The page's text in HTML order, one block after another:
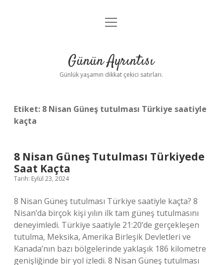
Anasayfa
Yasal Uyarı
menüyü
Günün Ayrıntısı
Günlük yaşamın dikkat çekici satırları.
Etiket: 8 Nisan Güneş tutulması Türkiye saatiyle
kaçta
8 Nisan Güneş Tutulması Türkiyede
Saat Kaçta
Tarih: Eylül 23, 2024
8 Nisan Güneş tutulması Türkiye saatiyle kaçta? 8
Nisan’da birçok kişi yılın ilk tam güneş tutulmasını
deneyimledi. Türkiye saatiyle 21:20’de gerçekleşen
tutulma, Meksika, Amerika Birleşik Devletleri ve
Kanada’nın bazı bölgelerinde yaklaşık 186 kilometre
genişliğinde bir yol izledi. 8 Nisan Güneş tutulması